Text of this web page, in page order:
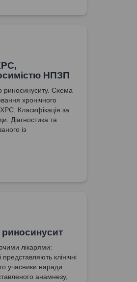
НПЗП
риносинуситу. Схема
хронічного
Класифікація за
Діагностика та
із
лікарями:
клінічні
учасники наради
анамнезу,